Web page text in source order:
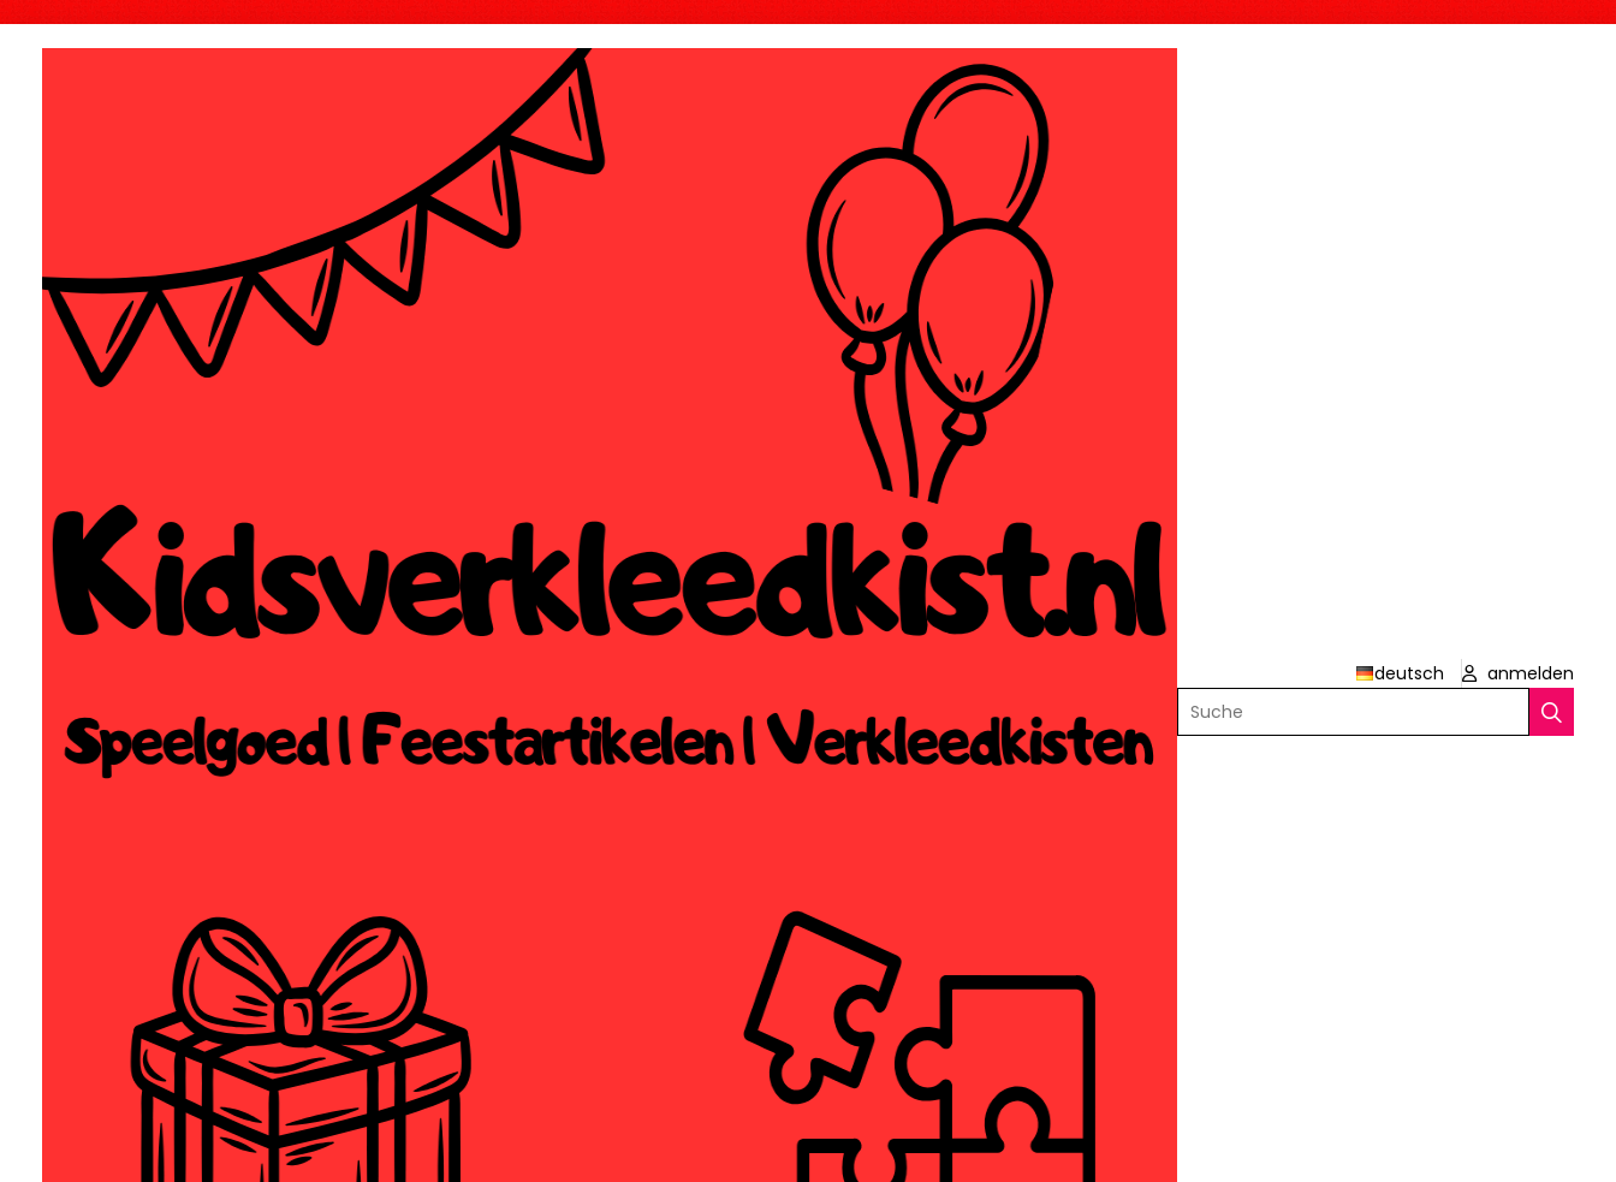
deutsch
anmelden
Suche